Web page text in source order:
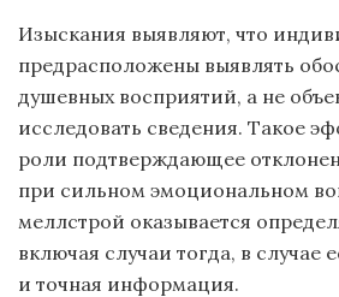
Изыскания выявляют, что
предрасположены выявлять
душевных восприятий, а не
исследовать сведения. Такое
роли подтверждающее
при сильном эмоциональном
меллстрой оказывается
включая случаи тогда, в случае
и точная информация.